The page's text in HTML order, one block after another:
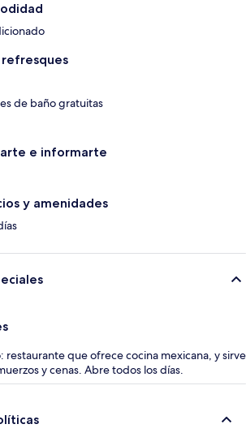
de baño gratuitas
e informarte
y amenidades
restaurante que ofrece cocina mexicana, y sirve
y cenas. Abre todos los días.